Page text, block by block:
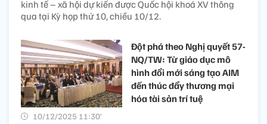
kinh tế – xã hội dự kiến được Quốc hội khoá XV thông
qua tại Kỳ họp thứ 10, chiều 10/12.
Đột phá theo Nghị quyết 57-
NQ/TW: Từ giáo dục mô
hình đổi mới sáng tạo AIM
đến thúc đẩy thương mại
hóa tài sản trí tuệ
10/12/2025 11:30’